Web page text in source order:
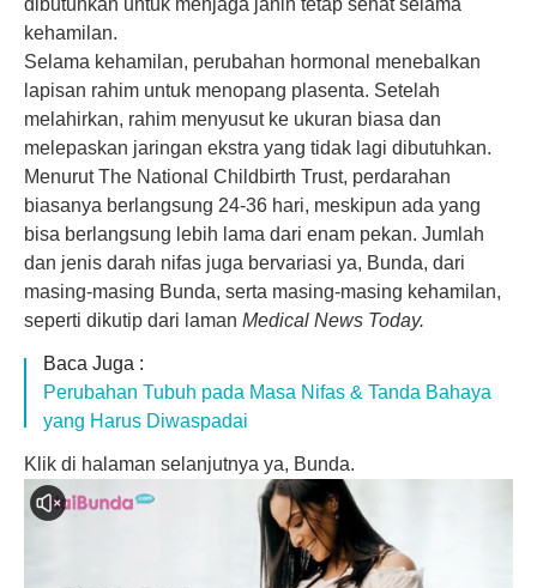
kehamilan.
Selama kehamilan, perubahan hormonal menebalkan
lapisan rahim untuk menopang plasenta. Setelah
melahirkan, rahim menyusut ke ukuran biasa dan
melepaskan jaringan ekstra yang tidak lagi dibutuhkan.
Menurut The National Childbirth Trust, perdarahan
biasanya berlangsung 24-36 hari, meskipun ada yang
bisa berlangsung lebih lama dari enam pekan. Jumlah
dan jenis darah nifas juga bervariasi ya, Bunda, dari
masing-masing Bunda, serta masing-masing kehamilan,
seperti dikutip dari laman Medical News Today.
Baca Juga :
Perubahan Tubuh pada Masa Nifas & Tanda Bahaya
yang Harus Diwaspadai
Klik di halaman selanjutnya ya, Bunda.